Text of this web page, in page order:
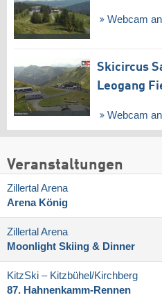
Webcam
Skicircus
Leogang
Webcam
Veranstaltungen
Zillertal Arena
Arena König
Zillertal Arena
Moonlight Skiing & Dinner
KitzSki – Kitzbühel/​Kirchberg
87. Hahnenkamm-Rennen